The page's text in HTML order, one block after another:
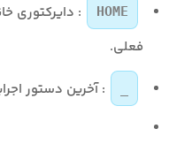
HOME
فعلی.
: آخرین دستور